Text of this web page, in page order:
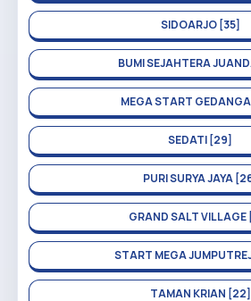
SIDOARJO [35]
BUMI SEJAHTERA
MEGA START
SEDATI [29]
PURI SURYA JAYA
GRAND SALT VILLAGE
START MEGA
TAMAN KRIAN [22]